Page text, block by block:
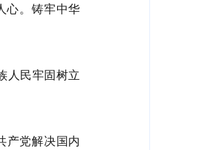
心。铸牢中华
人民牢固树立
产党解决国内